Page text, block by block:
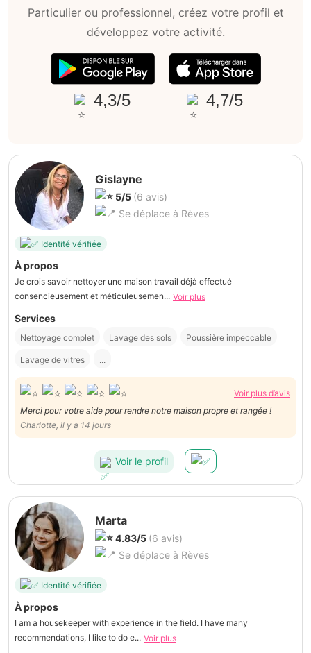
Particulier ou professionnel, créez votre profil et
développez votre activité.
4,3/5 4,7/5
Gislayne
5/5 (6 avis)
Se déplace à Rèves
Identité vérifiée
À propos
Je crois savoir nettoyer une maison travail déjà effectué
consencieusement et méticuleusemen... Voir plus
Services
Nettoyage complet Lavage des sols Poussière impeccable
Lavage de vitres ...
Voir plus d’avis
Merci pour votre aide pour rendre notre maison propre et rangée !
Charlotte, il y a 14 jours
Voir le profil
Marta
4.83/5 (6 avis)
Se déplace à Rèves
Identité vérifiée
À propos
I am a housekeeper with experience in the field. I have many
recommendations, I like to do e... Voir plus